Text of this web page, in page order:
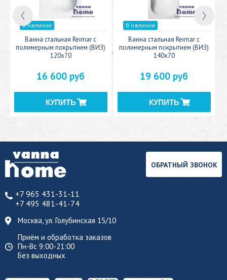
В наличии
Ванна стальная Reimar с
полимерным покрытием (ВИЗ)
120x70
16 600 руб
В наличии
Ванна стальная Reimar с
полимерным покрытием (ВИЗ)
140x70
19 600 руб
+7 965 431-31-11
+7 495 481-41-74
Москва, ул. Голубинская 15/10
Приём и обработка заказов
Пн-Вс 9:00-21:00
Без выходных
ОБРАТНЫЙ ЗВОНОК